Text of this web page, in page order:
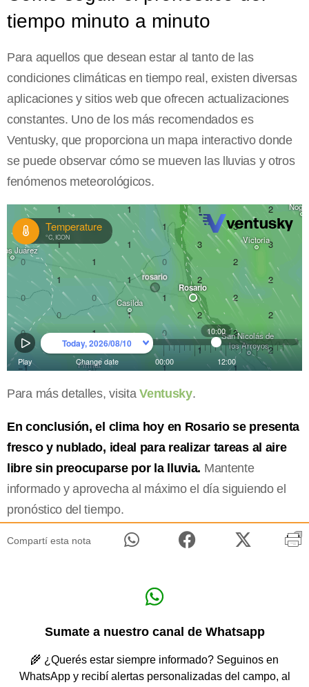
tiempo minuto a minuto
Para aquellos que desean estar al tanto de las
condiciones climáticas en tiempo real, existen diversas
aplicaciones y sitios web que ofrecen actualizaciones
constantes. Uno de los más recomendados es
Ventusky, que proporciona un mapa interactivo donde
se puede observar cómo se mueven las lluvias y otros
fenómenos meteorológicos.
Para más detalles, visitaVentusky.
En conclusión, el clima hoy en Rosario se presenta
fresco y nublado, ideal para realizar tareas al aire
libre sin preocuparse por la lluvia. Mantente
informado y aprovecha al máximo el día siguiendo el
pronóstico del tiempo.
Compartí esta nota
Sumate a nuestro canal de Whatsapp
🌾 ¿Querés estar siempre informado? Seguinos en
WhatsApp y recibí alertas personalizadas del campo, al